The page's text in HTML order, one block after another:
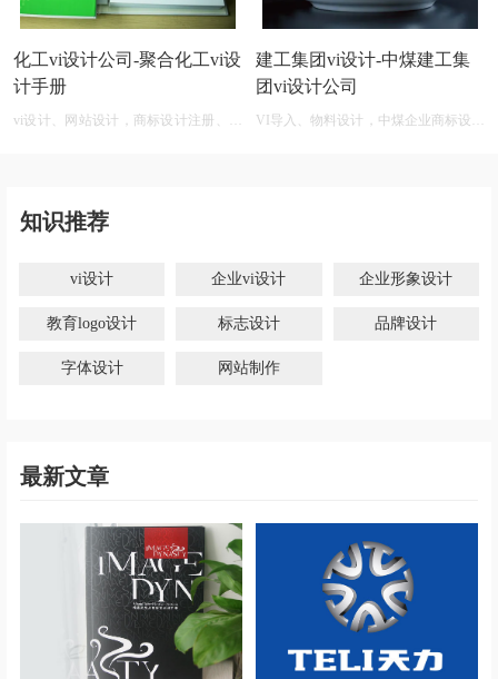
化工vi设计公司-聚合化工vi设
计手册
vi设计、网站设计，商标设计注册、化
建工集团vi设计-中煤建工集
团vi设计公司
VI导入、物料设计，中煤企业商标设计
知识推荐
vi设计 企业vi设计 企业形象设计
教育logo设计 标志设计 品牌设计
字体设计 网站制作
最新文章